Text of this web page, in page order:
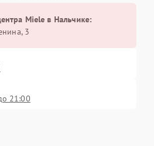
Miele в Нальчике:
3
21:00